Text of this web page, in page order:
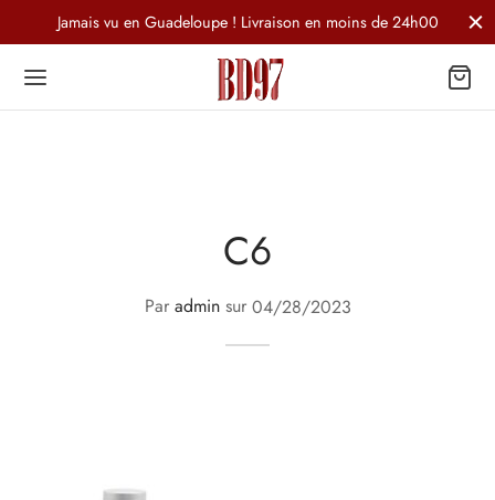
Jamais vu en Guadeloupe ! Livraison en moins de 24h00
C6
Par adminsur 04/28/2023